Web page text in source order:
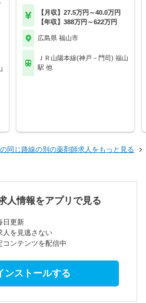
【月収】27.5万円～40.0万円
【年収】388万円～622万円
広島県 福山市
ＪＲ山陽本線(神戸－門司) 福山
駅 他
同じ路線の別の薬剤師求人をもっと見る
人情報をアプリで見る
日更新
人を見逃さない
ンテンツを配信中
ンストールする